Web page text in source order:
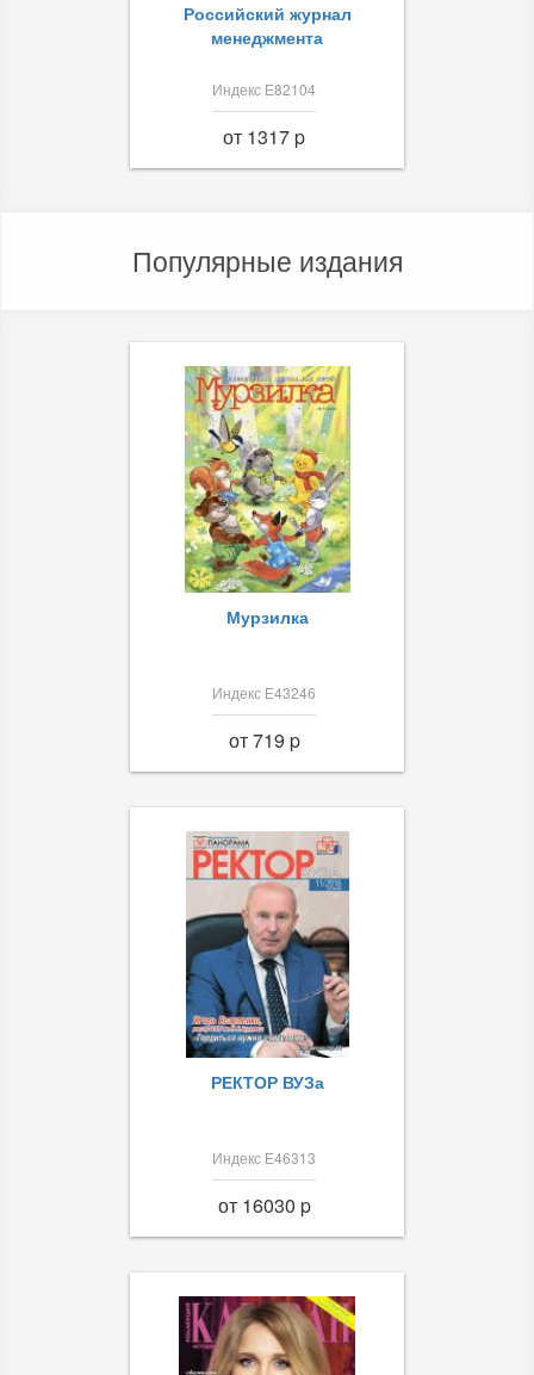
Российский журнал
менеджмента
Индекс Е82104
от 1317 p
Популярные издания
Мурзилка
Индекс Е43246
от 719 p
РЕКТОР ВУЗа
Индекс Е46313
от 16030 p